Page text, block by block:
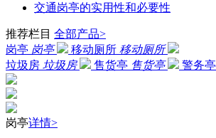
交通岗亭的实用性和必要性
推荐栏目 全部产品>
岗亭 岗亭 移动厕所 移动厕所
垃圾房 垃圾房 售货亭 售货亭 警务亭
岗亭详情>